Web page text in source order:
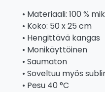
• Materiaali: 100 %
• Koko: 50 x 25 cm
• Hengittävä kangas
• Monikäyttöinen
• Saumaton
• Soveltuu myös
• Pesu 40 °C